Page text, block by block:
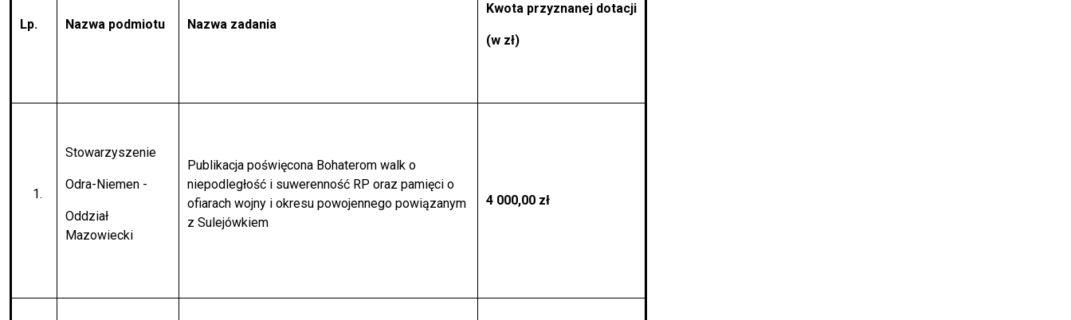
Lp. Nazwa podmiotu Nazwa zadania
Kwota przyznanej dotacji
(w zł)
Stowarzyszenie
Odra-Niemen -
Oddział
Mazowiecki
Publikacja poświęcona Bohaterom walk o
niepodległość i suwerenność RP oraz pamięci o
ofiarach wojny i okresu powojennego powiązanym
z Sulejówkiem
4 000,00 zł